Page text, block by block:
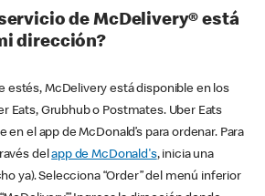
de McDelivery® está
dirección?
estés, McDelivery está disponible en los
Eats, Grubhub o Postmates. Uber Eats
el app de McDonald’s para ordenar. Para
delapp de McDonald's, inicia una
ya). Selecciona “Order” del menú inferior